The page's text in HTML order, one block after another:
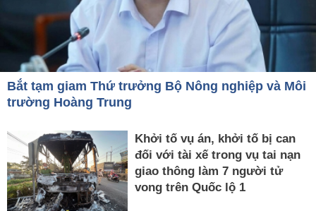
Bắt tạm giam Thứ trưởng Bộ Nông nghiệp và Môi
trường Hoàng Trung
Khởi tố vụ án, khởi tố bị can
đối với tài xế trong vụ tai nạn
giao thông làm 7 người tử
vong trên Quốc lộ 1